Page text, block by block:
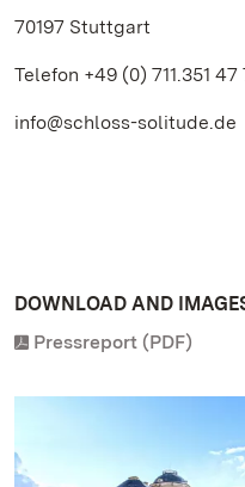
70197 Stuttgart
Telefon +49 (0) 711.351 47
info@schloss-solitude.de
DOWNLOAD AND
Pressreport (PDF)